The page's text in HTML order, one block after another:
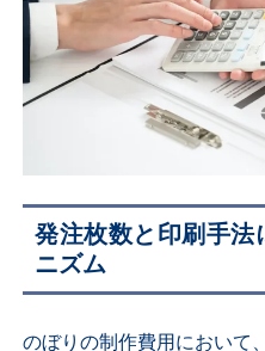
発注枚数と印刷手法
ニズム
のぼりの制作費用において